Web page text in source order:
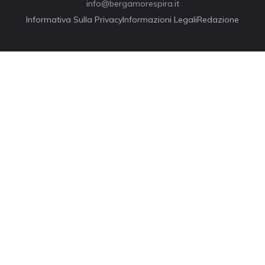
info@bergamorespira.it
Informativa Sulla PrivacyInformazioni LegaliRedazione